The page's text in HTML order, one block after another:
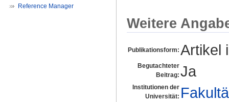
Reference Manager
Weitere
Publikationsform: Artikel
Begutachteter
Beitrag: Ja
Institutionen der
Universität: